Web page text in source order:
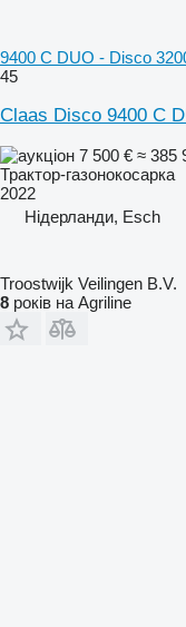
9400 C DUO - Disco
45
Claas Disco 9400 C
7 500 € ≈ 385
Трактор-газонокосарка
2022
Нідерланди, Esch
Troostwijk Veilingen B.V.
8 років на Agriline